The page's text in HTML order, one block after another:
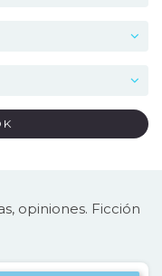
opiniones. Ficción